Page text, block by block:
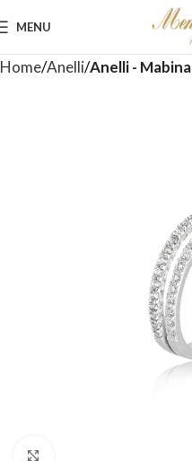
MENU
Home Anelli Anelli - Mabina